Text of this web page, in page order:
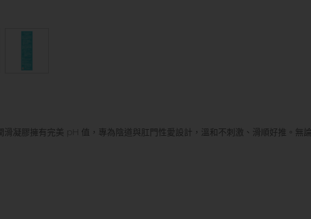
凝膠擁有完美 pH 值，專為陰道與肛門性愛設計，溫和不刺激、滑順好推。